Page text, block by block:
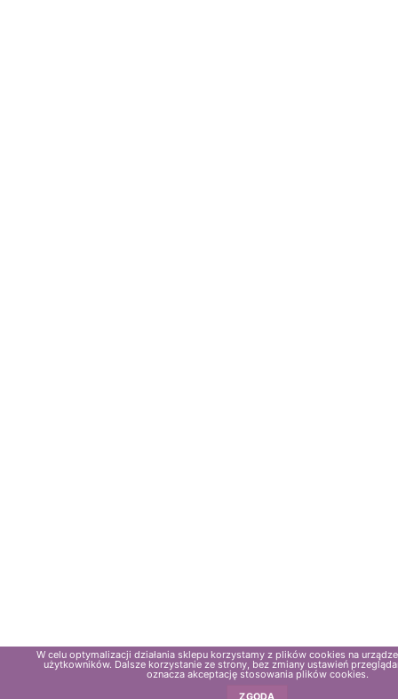
W celu optymalizacji działania sklepu korzystamy z plików cookies na
użytkowników. Dalsze korzystanie ze strony, bez zmiany ustawień
oznacza akceptację stosowania plików cookies.